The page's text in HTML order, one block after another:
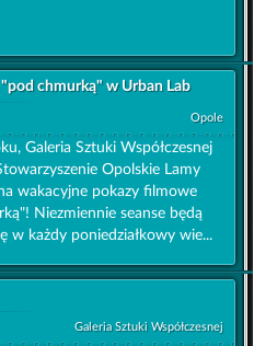
chmurką" w Urban Lab
Opole
Galeria Sztuki Współczesnej
Opolskie Lamy
wakacyjne pokazy filmowe
Niezmiennie seanse będą
w każdy poniedziałkowy wie...
Galeria Sztuki Współczesnej